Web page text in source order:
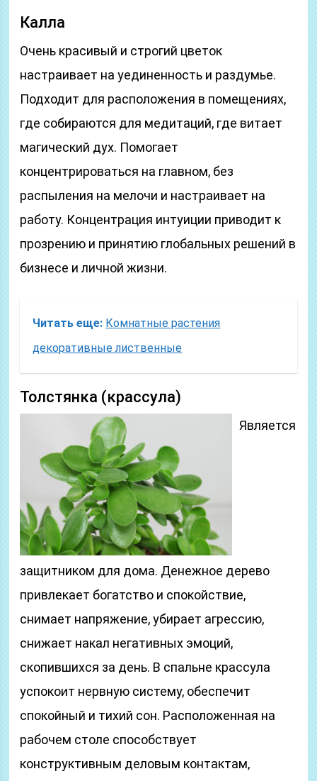
Калла
Очень красивый и строгий цветок
настраивает на уединенность и раздумье.
Подходит для расположения в помещениях,
где собираются для медитаций, где витает
магический дух. Помогает
концентрироваться на главном, без
распыления на мелочи и настраивает на
работу. Концентрация интуиции приводит к
прозрению и принятию глобальных решений в
бизнесе и личной жизни.
Читать еще: Комнатные растения
декоративные лиственные
Толстянка (крассула)
Является
защитником для дома. Денежное дерево
привлекает богатство и спокойствие,
снимает напряжение, убирает агрессию,
снижает накал негативных эмоций,
скопившихся за день. В спальне крассула
успокоит нервную систему, обеспечит
спокойный и тихий сон. Расположенная на
рабочем столе способствует
конструктивным деловым контактам,